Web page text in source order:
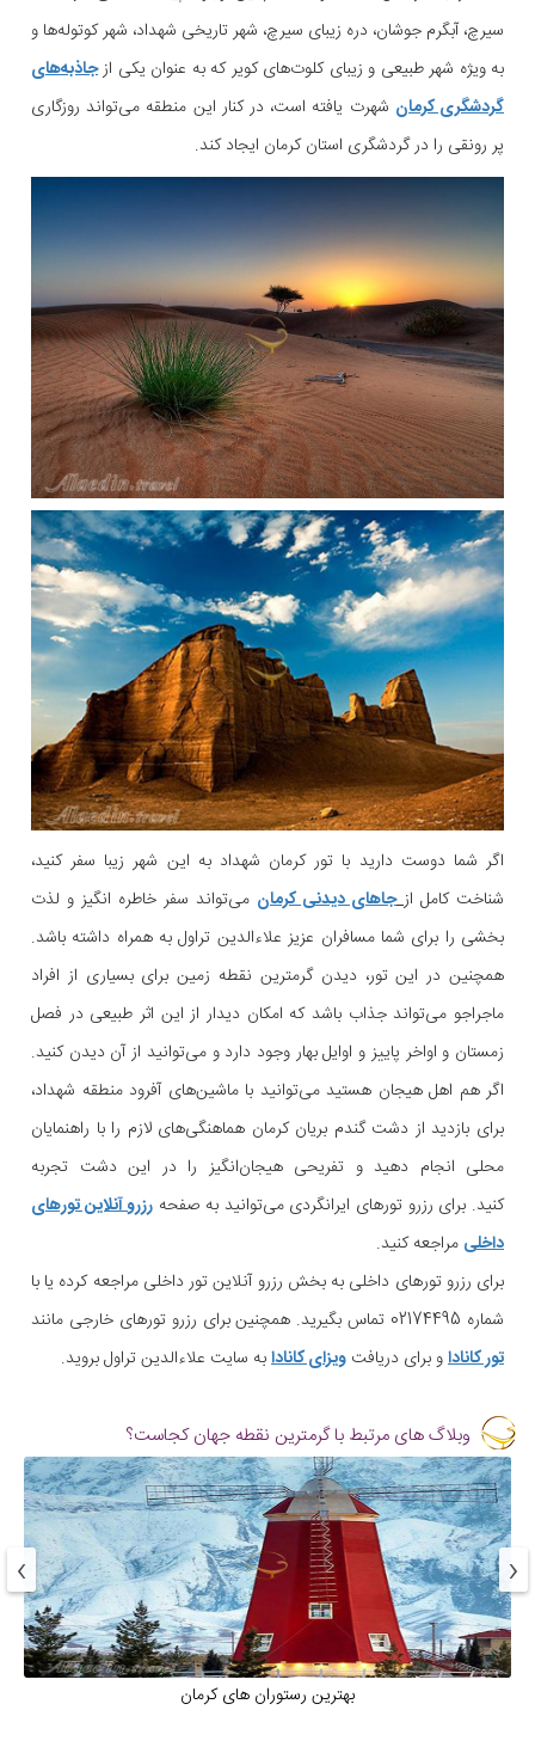
سیرچ، آبگرم جوشان، دره زیبای سیرچ، شهر تاریخی شهداد، شهر کوتوله‌ها و
به ویژه شهر طبیعی و زیبای کلوت‌های کویر که به عنوان یکی ازجاذبه‌های
گردشگری کرمان شهرت یافته است، در کنار این منطقه می‌تواند روزگاری
پر رونقی را در گردشگری استان کرمان ایجاد کند.
اگر شما دوست دارید با تور کرمان شهداد به این شهر زیبا سفر کنید،
شناخت کامل از جاهای دیدنی کرمان می‌تواند سفر خاطره انگیز و لذت
بخشی را برای شما مسافران عزیز علاءالدین تراول به همراه داشته باشد.
همچنین در این تور، دیدن گرمترین نقطه زمین برای بسیاری از افراد
ماجراجو می‌تواند جذاب باشد که امکان دیدار از این اثر طبیعی در فصل
زمستان و اواخر پاییز و اوایل بهار وجود دارد و می‌توانید از آن دیدن کنید.
اگر هم اهل هیجان هستید می‌توانید با ماشین‌های آفرود منطقه شهداد،
برای بازدید از دشت گندم بریان کرمان هماهنگی‌های لازم را با راهنمایان
محلی انجام دهید و تفریحی هیجان‌انگیز را در این دشت تجربه
کنید. برای رزرو تورهای ایرانگردی می‌توانید به صفحه رزرو آنلاین تورهای
داخلی مراجعه کنید.
برای رزرو تورهای داخلی به بخش رزرو آنلاین تور داخلی مراجعه کرده یا با
شماره 02174495 تماس بگیرید. همچنین برای رزرو تورهای خارجی مانند
تور کاناداو برای دریافت ویزای کانادابه سایت علاءالدین تراول بروید.
وبلاگ های مرتبط با گرمترین نقطه جهان کجاست؟
بهترین رستوران های کرمان
‹
›